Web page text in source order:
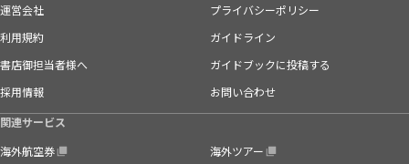
運営会社
プライバシーポリシー
利用規約
ガイドライン
書店御担当者様へ
ガイドブックに投稿する
採用情報
お問い合わせ
関連サービス
海外航空券
海外ツアー